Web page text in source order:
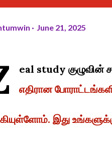
June 21, 2025
eal study குழுவின்
எதிரான
இது